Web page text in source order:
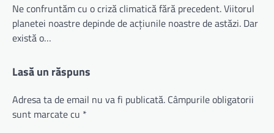
Ne confruntăm cu o criză climatică fără precedent. Viitorul
planetei noastre depinde de acțiunile noastre de astăzi. Dar
există o…
Lasă un răspuns
Adresa ta de email nu va fi publicată. Câmpurile obligatorii
sunt marcate cu *